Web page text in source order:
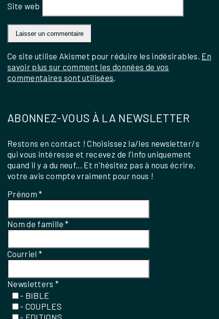
Site web
Ce site utilise Akismet pour réduire les indésirables. En
savoir plus sur comment les données de vos
commentaires sont utilisées
ABONNEZ-VOUS À LA NEWSLETTER
Restons en contact ! Choisissez la/les newsletter/s
qui vous intéresse et recevez de l'info uniquement
quand il y a du neuf... Et n'hésitez pas à nous écrire,
votre avis compte vraiment pour nous !
Prénom*
Nom de famille*
Courriel*
Newsletters*
- BIBLE
- COUPLES
- EDITIONS